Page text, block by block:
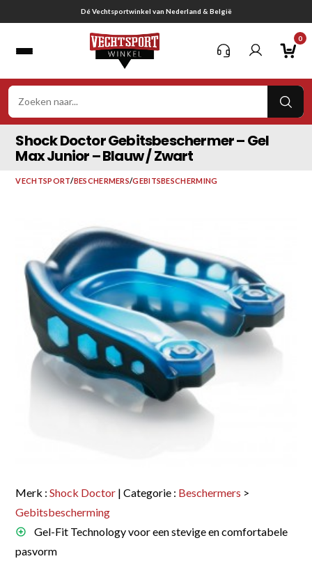
naar
Gratis verzending vanaf € 75,-
0
Shock Doctor Gebitsbeschermer – Gel
Max Junior – Blauw / Zwart
VECHTSPORT/BESCHERMERS/GEBITSBESCHERMING
Merk :Shock Doctor | Categorie : Beschermers >
Gebitsbescherming
Gel-Fit Technology voor een stevige en comfortabele
pasvorm